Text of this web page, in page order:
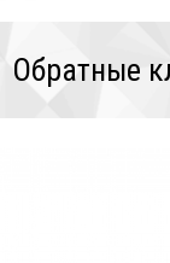
Обратные